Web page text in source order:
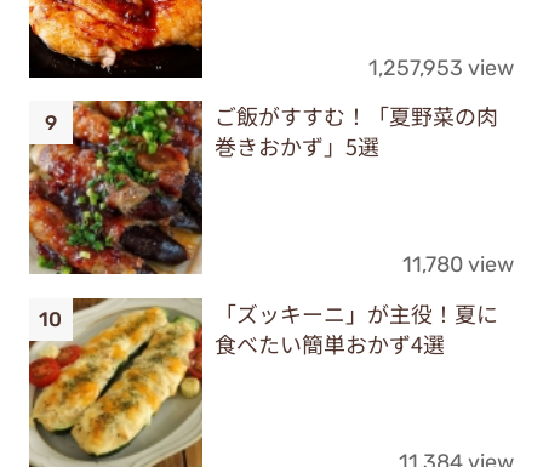
1,257,953 view
ご飯がすすむ！「夏野菜の肉
巻きおかず」5選
11,780 view
「ズッキーニ」が主役！夏に
食べたい簡単おかず4選
11,384 view